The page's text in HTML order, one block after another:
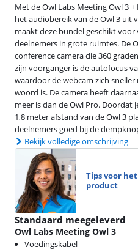
Met de Owl Labs Meeting Owl 3
het audiobereik van de Owl 3 uit
maakt deze bundel geschikt
deelnemers in grote ruimtes. De
conference camera die 360
zijn voorganger is de autofocus
waardoor de webcam zich
woord is. De camera heeft
meer is dan de Owl Pro. Doordat
1,8 meter afstand van de Owl 3
deelnemers goed bij de
Bekijk volledige omschrijving
Tips voor
product
Standaard meegeleverd
Owl Labs Meeting Owl 3
Voedingskabel